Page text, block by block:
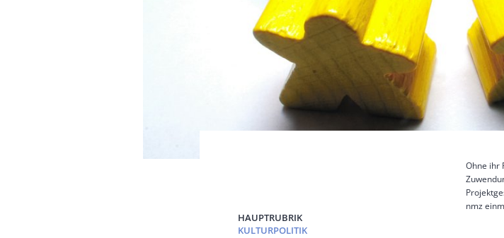
Ohne ihr
nmz
HAUPTRUBRIK
KULTURPOLITIK